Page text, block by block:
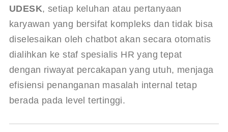
UDESK, setiap keluhan atau pertanyaan
karyawan yang bersifat kompleks dan tidak bisa
diselesaikan oleh chatbot akan secara otomatis
dialihkan ke staf spesialis HR yang tepat
dengan riwayat percakapan yang utuh, menjaga
efisiensi penanganan masalah internal tetap
berada pada level tertinggi.